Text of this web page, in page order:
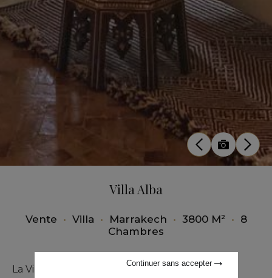
Villa Alba
Vente • Villa • Marrakech • 3800 M² • 8
Chambres
La Villa Alba est une propriété unique et
Continuer sans accepter